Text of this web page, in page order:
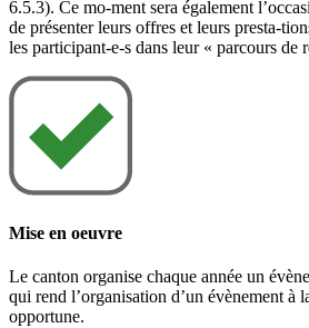
6.5.3). Ce mo-ment sera également
de présenter leurs offres et leurs presta-
les participant-e-s dans leur « parcours de
Mise en oeuvre
Le canton organise chaque année un
qui rend l’organisation d’un évènement à
opportune.